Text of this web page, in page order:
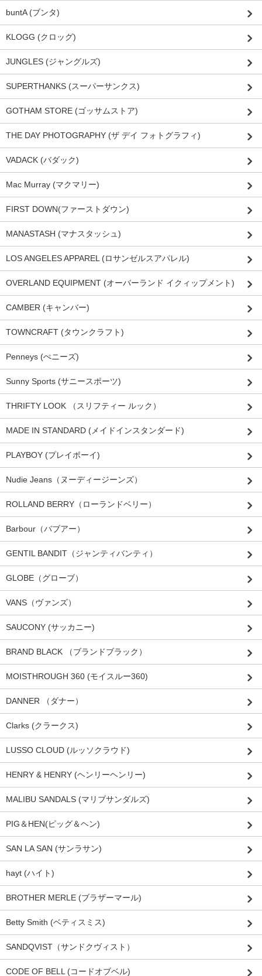
buntA (ブンタ)
KLOGG (クロッグ)
JUNGLES (ジャングルズ)
SUPERTHANKS (スーパーサンクス)
GOTHAM STORE (ゴッサムストア)
THE DAY PHOTOGRAPHY (ザ デイ フォトグラフィ)
VADACK (バダック)
Mac Murray (マクマリー)
FIRST DOWN(ファーストダウン)
MANASTASH (マナスタッシュ)
LOS ANGELES APPAREL (ロサンゼルスアパレル)
OVERLAND EQUIPMENT (オーバーランド イクィップメント)
CAMBER (キャンバー)
TOWNCRAFT (タウンクラフト)
Penneys (ぺニーズ)
Sunny Sports (サニースポーツ)
THRIFTY LOOK （スリフティー ルック）
MADE IN STANDARD (メイドインスタンダード)
PLAYBOY (プレイボーイ)
Nudie Jeans（ヌーディージーンズ）
ROLLAND BERRY（ローランドベリー）
Barbour（バブアー）
GENTIL BANDIT（ジャンティバンティ）
GLOBE（グローブ）
VANS（ヴァンズ）
SAUCONY (サッカニー)
BRAND BLACK （ブランドブラック）
MOISTHROUGH 360 (モイスルー360)
DANNER （ダナー）
Clarks (クラークス)
LUSSO CLOUD (ルッソクラウド)
HENRY & HENRY (ヘンリーヘンリー)
MALIBU SANDALS (マリブサンダルズ)
PIG＆HEN(ピッグ＆ヘン)
SAN LA SAN (サンラサン)
hayt (ハイト)
BROTHER MERLE (ブラザーマール)
Betty Smith (ベティスミス)
SANDQVIST（サンドクヴィスト）
CODE OF BELL (コードオブベル)